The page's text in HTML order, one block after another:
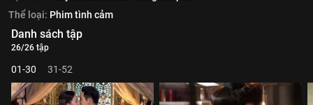
Thể loại: Phim tình cảm
Danh sách tập
26/26 tập
01-30 31-52